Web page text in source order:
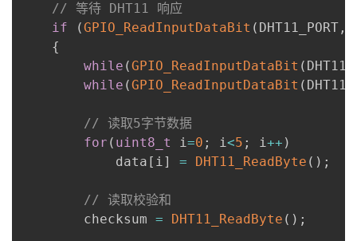
// 等待 DHT11 响应
if
(GPIO_ReadInputDataBit ( DHT11_PORT ,
{
while (GPIO_ReadInputDataBit (
while (GPIO_ReadInputDataBit (
// 读取5字节数据
for ( uint8_t i=0 ; i<5 ; i++ )
            data
[ i] = DHT11_ReadByte ( ) ;
// 读取校验和
        checksum
= DHT11_ReadByte ( ) ;